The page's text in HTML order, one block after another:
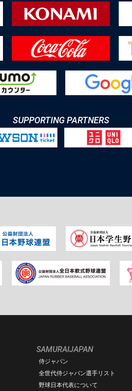
SUPPORTING PARTNERS
SAMURAIJAPAN
侍ジャパン
全世代侍ジャパン選手リスト
野球日本代表について